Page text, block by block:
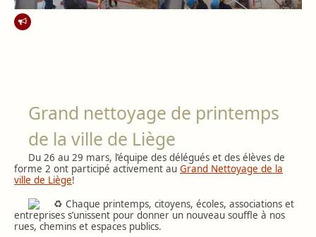
Grand nettoyage de printemps
de la ville de Liège
Du 26 au 29 mars, l’équipe des délégués et des élèves de
forme 2 ont participé activement au Grand Nettoyage de la
ville de Liège!
Chaque printemps, citoyens, écoles, associations et
entreprises s’unissent pour donner un nouveau souffle à nos
rues, chemins et espaces publics.